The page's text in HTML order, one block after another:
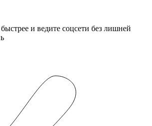
и ведите соцсети без лишней